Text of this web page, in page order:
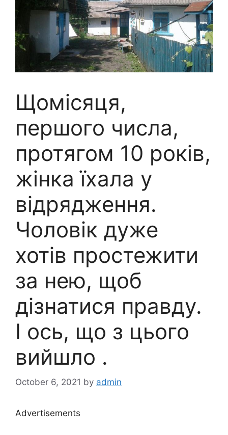
Щомісяця,
першого числа,
протягом 10 років,
жінка їхала у
відрядження.
Чоловік дуже
хотів простежити
за нею, щоб
дізнатися правду.
І ось, що з цього
вийшло .
October 6, 2021 by admin
Advertisements